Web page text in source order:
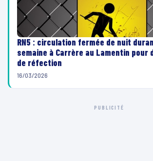
RN5 : circulation fermée de nuit
semaine à Carrère au Lamentin pour
de réfection
16/03/2026
PUBLICITÉ